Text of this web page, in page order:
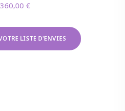
360,00€
LISTE D'ENVIES